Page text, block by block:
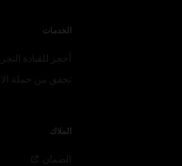
الخدمات
أحجز للقيادة
تحقق من حملة
الملاك
الضمان